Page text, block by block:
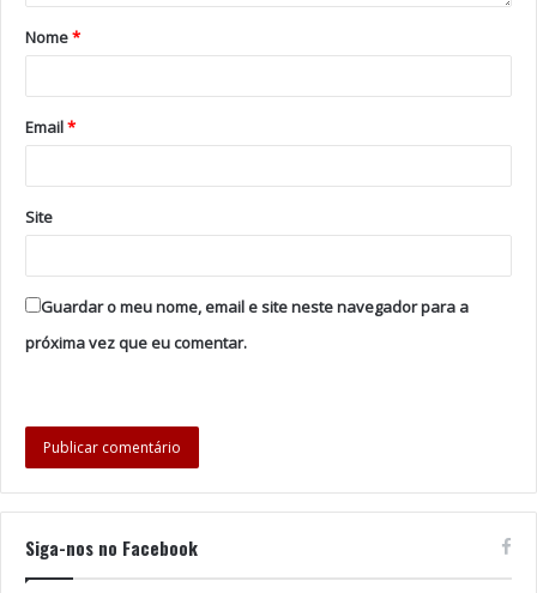
projetos inovadores, reconhecidos a nível nacional e
internacional.
Tags Câmara Municipal de Viana do Castelo
Luís Nobre
Ricardo Rego
Nome*
Email*
Site
Guardar o meu nome, email e site neste navegador para a
próxima vez que eu comentar.
Siga-nos no Facebook